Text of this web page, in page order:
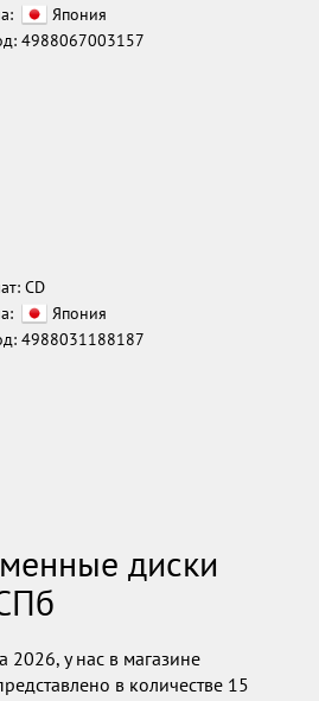
Япония
4988067003157
CD
Япония
4988031188187
диски
2026, у нас в магазине
в количестве 15